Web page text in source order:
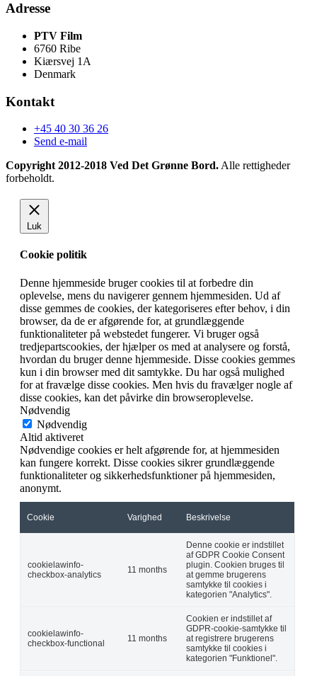
Adresse
PTV Film
6760 Ribe
Kiærsvej 1A
Denmark
Kontakt
+45 40 30 36 26
Send e-mail
Copyright 2012-2018 Ved Det Grønne Bord. Alle rettigheder
forbeholdt.
Luk
Cookie politik
Denne hjemmeside bruger cookies til at forbedre din
oplevelse, mens du navigerer gennem hjemmesiden. Ud af
disse gemmes de cookies, der kategoriseres efter behov, i din
browser, da de er afgørende for, at grundlæggende
funktionaliteter på webstedet fungerer. Vi bruger også
tredjepartscookies, der hjælper os med at analysere og forstå,
hvordan du bruger denne hjemmeside. Disse cookies gemmes
kun i din browser med dit samtykke. Du har også mulighed
for at fravælge disse cookies. Men hvis du fravælger nogle af
disse cookies, kan det påvirke din browseroplevelse.
Nødvendig
Nødvendig
Altid aktiveret
Nødvendige cookies er helt afgørende for, at hjemmesiden
kan fungere korrekt. Disse cookies sikrer grundlæggende
funktionaliteter og sikkerhedsfunktioner på hjemmesiden,
anonymt.
Cookie Varighed Beskrivelse
cookielawinfo-
checkbox-analytics
11 months
Denne cookie er indstillet
af GDPR Cookie Consent
plugin. Cookien bruges til
at gemme brugerens
samtykke til cookies i
kategorien "Analytics".
cookielawinfo-
checkbox-functional
11 months
Cookien er indstillet af
GDPR-cookie-samtykke til
at registrere brugerens
samtykke til cookies i
kategorien "Funktionel".